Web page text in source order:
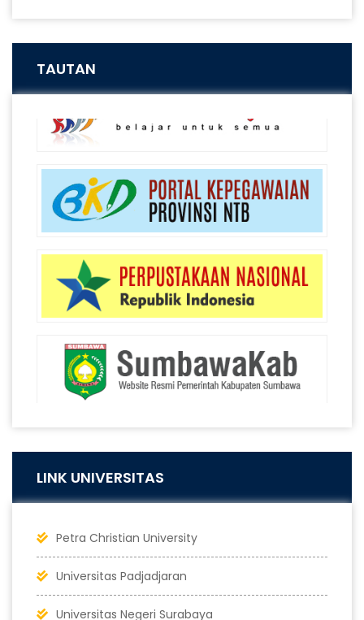
TAUTAN
LINK UNIVERSITAS
Petra Christian University
Universitas Padjadjaran
Universitas Negeri Surabaya